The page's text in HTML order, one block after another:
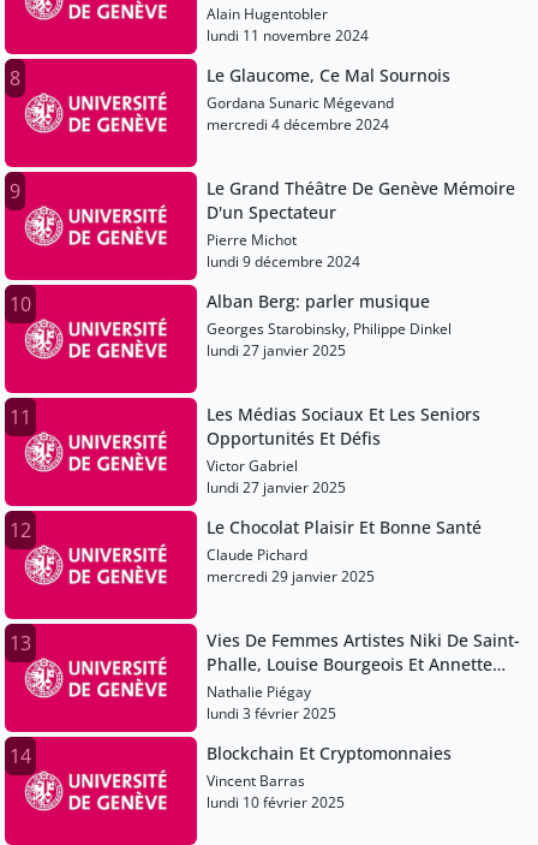
Alain Hugentobler
lundi 11 novembre 2024
8 Le Glaucome, Ce Mal Sournois
Gordana Sunaric Mégevand
mercredi 4 décembre 2024
9
Le Grand Théâtre De Genève Mémoire
D'un Spectateur
Pierre Michot
lundi 9 décembre 2024
10 Alban Berg: parler musique
Georges Starobinsky, Philippe Dinkel
lundi 27 janvier 2025
11
Les Médias Sociaux Et Les Seniors
Opportunités Et Défis
Victor Gabriel
lundi 27 janvier 2025
12 Le Chocolat Plaisir Et Bonne Santé
Claude Pichard
mercredi 29 janvier 2025
13
Vies De Femmes Artistes Niki De Saint-
Phalle, Louise Bourgeois Et Annette
Messager
Nathalie Piégay
lundi 3 février 2025
14 Blockchain Et Cryptomonnaies
Vincent Barras
lundi 10 février 2025